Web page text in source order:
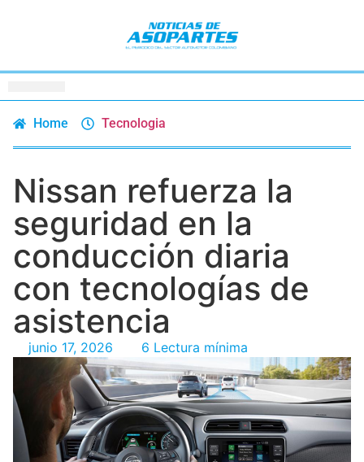
Home Tecnologia
Nissan refuerza la
seguridad en la
conducción diaria
con tecnologías de
asistencia
junio 17, 2026 6 Lectura mínima